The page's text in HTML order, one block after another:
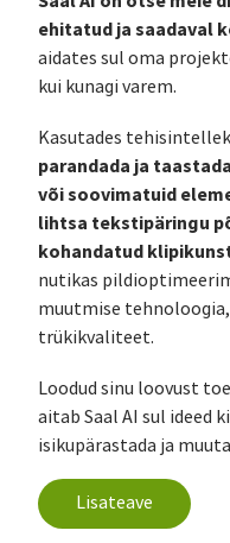
ehitatud ja saadaval
aidates sul oma
kui kunagi varem.
Kasutades
parandada ja
või soovimatuid
lihtsa tekstipäringu
kohandatud
nutikas
muutmise
trükikvaliteet.
Loodud sinu loovust
aitab Saal AI sul ideed
isikupärastada ja
Lisateave